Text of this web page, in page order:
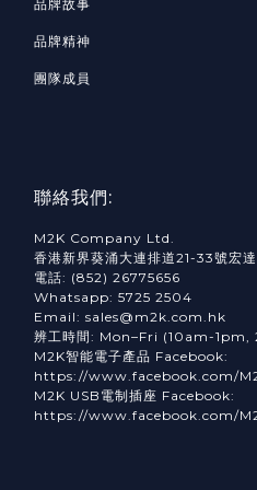
品牌故事
品牌精神
團隊成員
聯絡我們:
M2K Company Ltd.
香港新界葵涌大連排道21-33號宏
電話: (852) 26775656
Whatsapp: 5725 2504
Email: sales@m2k.com.hk
辨工時間: Mon–Fri (10am-
M2K智能電子產品 Facebook:
https://www.facebook.com/
M2K USB電制插座 Facebook:
https://www.facebook.com/